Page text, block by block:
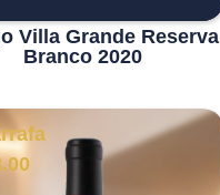
Villa Grande Reserva
Branco 2020